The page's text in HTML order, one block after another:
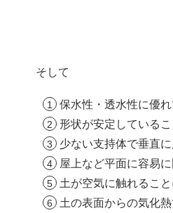
そして
保水性・透水性に優
形状が安定している
少ない支持体で垂直
屋上など平面に容易
土が空気に触れるこ
土の表面からの気化